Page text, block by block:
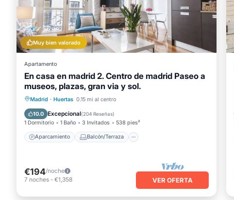
continuación para obtener más información.
Muy bien valorado
Apartamento
En casa en madrid 2. Centro de madrid Paseo a
museos, plazas, gran via y sol.
Madrid · Huertas 0.15 mi al centro
10.0 Excepcional(204 Reseñas)
1 Dormitorio 1 Baño 3 Invitados 538 pies²
Aparcamiento Balcón/Terraza
Aparcamiento
Balcón/Terraza
Cocina
Aire acondicionado
€194/noche
7 noches - €1,358 VER OFERTA